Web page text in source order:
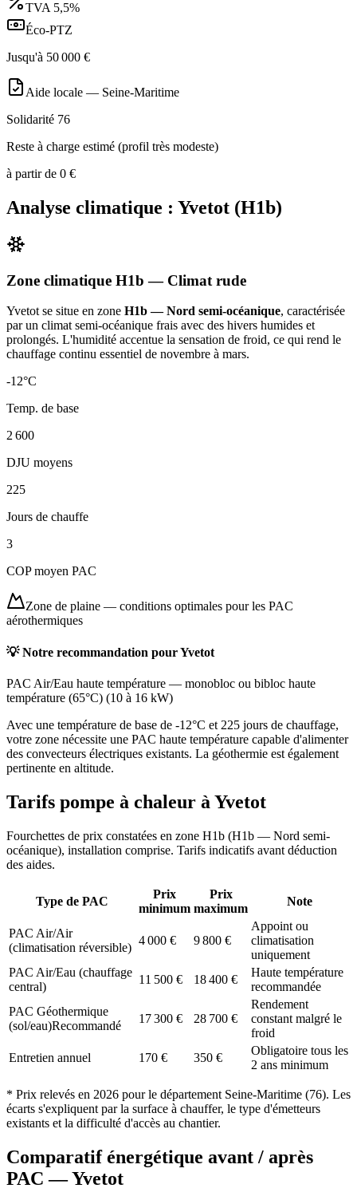
TVA 5,5%
Éco-PTZ
Jusqu'à 50 000 €
Aide locale — Seine-Maritime
Solidarité 76
Reste à charge estimé (profil très modeste)
à partir de 0 €
Analyse climatique : Yvetot (H1b)
Zone climatique H1b — Climat rude
Yvetot se situe en zone H1b — Nord semi-océanique, caractérisée
par un climat semi-océanique frais avec des hivers humides et
prolongés. L'humidité accentue la sensation de froid, ce qui rend le
chauffage continu essentiel de novembre à mars.
-12°C
Temp. de base
2 600
DJU moyens
225
Jours de chauffe
3
COP moyen PAC
Zone de plaine — conditions optimales pour les PAC
aérothermiques
💡 Notre recommandation pourYvetot
PAC Air/Eau haute température — monobloc ou bibloc haute
température (65°C) (10 à 16 kW)
Avec une température de base de -12°C et 225 jours de chauffage,
votre zone nécessite une PAC haute température capable d'alimenter
des convecteurs électriques existants. La géothermie est également
pertinente en altitude.
Tarifs pompe à chaleur à Yvetot
Fourchettes de prix constatées en zone H1b (H1b — Nord semi-
océanique), installation comprise. Tarifs indicatifs avant déduction
des aides.
Type de PAC
Prix
minimum
Prix
maximum
Note
PAC Air/Air
(climatisation réversible)
4 000 € 9 800 €
Appoint ou
climatisation
uniquement
PAC Air/Eau (chauffage
central)
11 500 € 18 400 €
Haute température
recommandée
PAC Géothermique
(sol/eau)Recommandé
17 300 € 28 700 €
Rendement
constant malgré le
froid
Entretien annuel
170 € 350 €
Obligatoire tous les
2 ans minimum
* Prix relevés en 2026 pour le département Seine-Maritime (76). Les
écarts s'expliquent par la surface à chauffer, le type d'émetteurs
existants et la difficulté d'accès au chantier.
Comparatif énergétique avant / après
PAC —Yvetot